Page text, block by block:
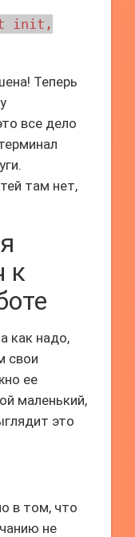
init,
Теперь
все дело
там нет,
к
как надо,
свои
ее
маленький,
это
в том, что
не